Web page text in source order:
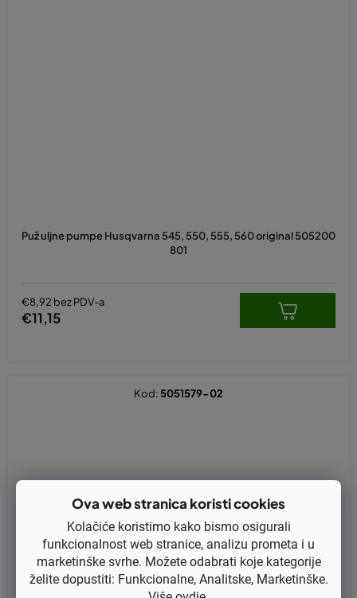
Ova web stranica koristi cookies
Kolačiće koristimo kako bismo osigurali
funkcionalnost web stranice, analizu prometa i u
marketinške svrhe. Možete odabrati koje kategorije
želite dopustiti: Funkcionalne, Analitske, Marketinške.
Puž uljne pumpe Husqvarna 545, 550, 555, 560 original 505200
801
€8,92 bez PDV-a
€11,15
Kod: 5051579-02